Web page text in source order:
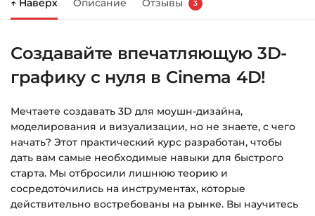
Справа появится корзина — нажмите
Заполните все поля (почта и пароль).
Оплатите удобным способом (более 8
После оплаты появится страница
благодарности с кнопкой«Перейти к
загрузкам». Нажмите её — и откроется
страница с курсами.
Дополнительно ссылка на курс придёт вам
↑ Наверх Описание Отзывы 3
Создавайте впечатляющую 3D-
графику с нуля в Cinema 4D!
Мечтаете создавать 3D для моушн-дизайна,
моделирования и визуализации, но не знаете, с чего
начать? Этот практический курс разработан, чтобы
дать вам самые необходимые навыки для быстрого
старта. Мы отбросили лишнюю теорию и
сосредоточились на инструментах, которые
действительно востребованы на рынке. Вы научитесь